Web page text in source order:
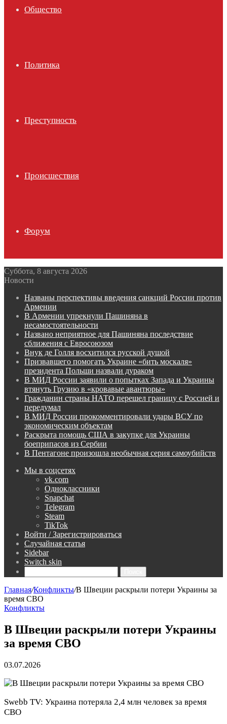
Общество
Политика
Преступность
Происшествия
Форум
Суббота, 8 августа 2026
Новости
Названы перспективы введения санкций России против
Армении
В Армении упрекнули Пашиняна в
несамостоятельности
Названо неприятное для Пашиняна последствие
сближения с Евросоюзом
Внук де Голля восхитился русской душой
Призвавшего помогать Украине «бить москаля»
президента Польши назвали дураком
В МИД России заявили о попытках Запада и Украины
втянуть Грузию в «кровавые авантюры»
Гражданин страны НАТО перешел границу с Россией и
передумал
В МИД России прокомментировали удары ВСУ по
экономическим объектам
Раскрыта помощь США в закупке для Украины
боеприпасов из Сербии
В Пентагоне произошла необычная серия самоубийств
Мы в соцсетях
vk.com
Одноклассники
Snapchat
Telegram
Steam
TikTok
Войти / Зарегистрироваться
Случайная статья
Sidebar
Switch skin
Главная/Конфликты/В Швеции раскрыли потери Украины за
время СВО
Конфликты
В Швеции раскрыли потери Украины
за время СВО
03.07.2026
Swebb TV: Украина потеряла 2,4 млн человек за время
СВО